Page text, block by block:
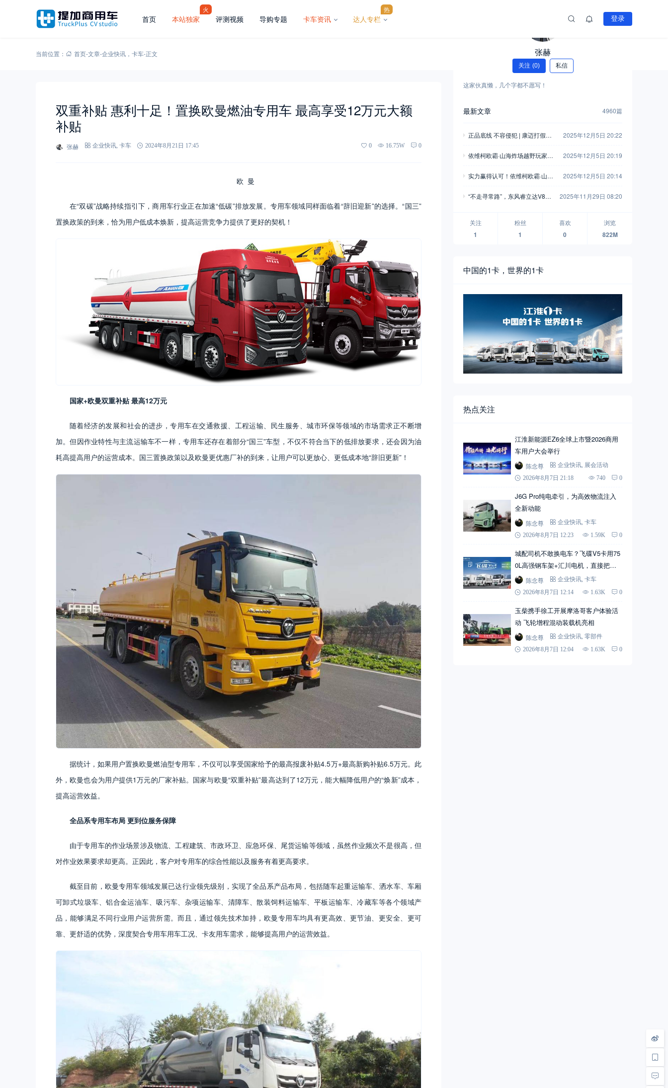
首页 本站独家
火
评测视频 导购专题 卡车资讯 达人专栏
热
登录
当前位置： 首页-文章-企业快讯 ， 卡车-正文
双重补贴 惠利十足！置换欧曼燃油专用车 最高享受12万元大额
补贴
张赫 企业快讯 卡车 2024年8月21日 17:45 0 16.75W 0
欧 曼
在“双碳”战略持续指引下，商用车行业正在加速“低碳”排放发展。专用车领域同样面临着“辞旧迎新”的选择。“国三”
置换政策的到来，恰为用户低成本焕新，提高运营竞争力提供了更好的契机！
国家+欧曼双重补贴 最高12万元
随着经济的发展和社会的进步，专用车在交通救援、工程运输、民生服务、城市环保等领域的市场需求正不断增
加。但因作业特性与主流运输车不一样，专用车还存在着部分“国三”车型，不仅不符合当下的低排放要求，还会因为油
耗高提高用户的运营成本。国三置换政策以及欧曼更优惠厂补的到来，让用户可以更放心、更低成本地“辞旧更新”！
据统计，如果用户置换欧曼燃油型专用车，不仅可以享受国家给予的最高报废补贴4.5万+最高新购补贴6.5万元。此
外，欧曼也会为用户提供1万元的厂家补贴。国家与欧曼“双重补贴”最高达到了12万元，能大幅降低用户的“焕新”成本，
提高运营效益。
全品系专用车布局 更到位服务保障
由于专用车的作业场景涉及物流、工程建筑、市政环卫、应急环保、尾货运输等领域，虽然作业频次不是很高，但
对作业效果要求却更高。正因此，客户对专用车的综合性能以及服务有着更高要求。
截至目前，欧曼专用车领域发展已达行业领先级别，实现了全品系产品布局，包括随车起重运输车、洒水车、车厢
可卸式垃圾车、铝合金运油车、吸污车、杂项运输车、清障车、散装饲料运输车、平板运输车、冷藏车等各个领域产
品，能够满足不同行业用户运营所需。而且，通过领先技术加持，欧曼专用车均具有更高效、更节油、更安全、更可
靠、更舒适的优势，深度契合专用车用车工况、卡友用车需求，能够提高用户的运营效益。
张赫
关注 (0) 私信
这家伙真懒，几个字都不愿写！
最新文章 4960篇
正品底线 不容侵犯 | 康迈打假胜
2025年12月5日 20:22
依维柯欧霸·山海炸场越野玩家车
2025年12月5日 20:19
实力赢得认可！依维柯欧霸·山海
2025年12月5日 20:14
“不走寻常路”，东风睿立达V8E
2025年11月29日 08:20
关注
1
粉丝
1
喜欢
0
浏览
822M
中国的1卡，世界的1卡
热点关注
江淮新能源EZ6全球上市暨2026商用
车用户大会举行
陈念尊 企业快讯
展会活动
2026年8月7日 21:18
740 0
J6G Pro纯电牵引，为高效物流注入
全新动能
陈念尊 企业快讯 卡车
2026年8月7日 12:23
1.59K 0
城配司机不敢换电车？飞碟V5卡用75
0L高强钢车架+汇川电机，直接把信
心拉满陈念尊 企业快讯 卡车
2026年8月7日 12:14
1.63K 0
玉柴携手徐工开展摩洛哥客户体验活
动 飞轮增程混动装载机亮相
陈念尊 企业快讯 零部件
2026年8月7日 12:04
1.63K 0